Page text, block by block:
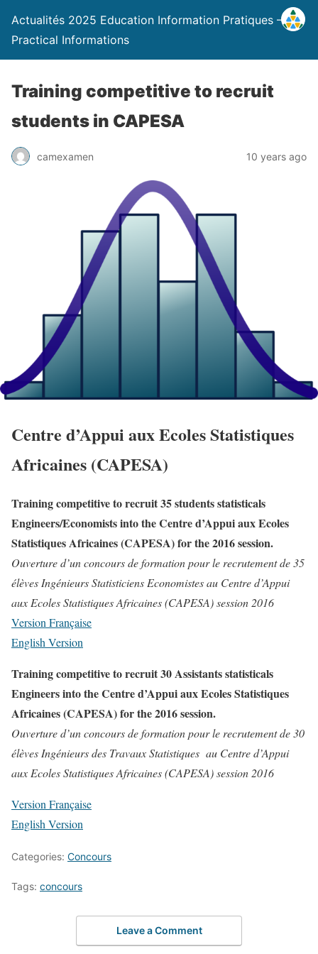
Actualités 2025 Education Information Pratiques –
Practical Informations
Training competitive to recruit
students in CAPESA
camexamen 10 years ago
Centre d’Appui aux Ecoles Statistiques
Africaines (CAPESA)
Training competitive to recruit 35 students statisticals
Engineers/Economists into the Centre d’Appui aux Ecoles
Statistiques Africaines (CAPESA) for the 2016 session.
Ouverture d’un concours de formation pour le recrutement de 35
élèves Ingénieurs Statisticiens Economistes au Centre d’Appui
aux Ecoles Statistiques Africaines (CAPESA) session 2016
Version Française
English Version
Training competitive to recruit 30 Assistants statisticals
Engineers into the Centre d’Appui aux Ecoles Statistiques
Africaines (CAPESA) for the 2016 session.
Ouverture d’un concours de formation pour le recrutement de 30
élèves Ingénieurs des Travaux Statistiques au Centre d’Appui
aux Ecoles Statistiques Africaines (CAPESA) session 2016
Version Française
English Version
Categories: Concours
Tags: concours
Leave a Comment